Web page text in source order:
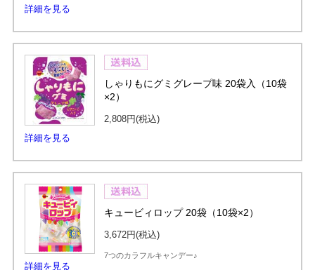
詳細を見る
詳細を見る
しゃりもにグミグレープ味 20袋入（10袋
×2）
2,808円(税込)
詳細を見る
キュービィロップ 20袋（10袋×2）
3,672円(税込)
7つのカラフルキャンデー♪